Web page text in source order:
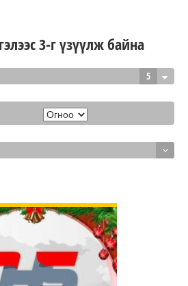
3-г үзүүлж байна
5